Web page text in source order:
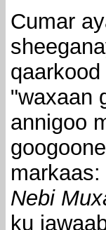
Cumar
"waxaan
annigoo
markaas:
Nebi
ku